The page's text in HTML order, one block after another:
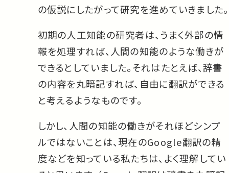
の仮説にしたがって研究を進めていきました。
初期の人工知能の研究者は、うまく外部の情
報を処理すれば、人間の知能のような働きが
できるとしていました。それはたとえば、辞書
の内容を丸暗記すれば、自由に翻訳ができる
と考えるようなものです。
しかし、人間の知能の働きがそれほどシンプ
ルではないことは、現在のGoogle翻訳の精
度などを知っている私たちは、よく理解してい